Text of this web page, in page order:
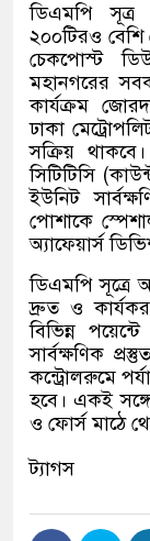
ডিএমপি সূত্র
২০০টিরও
চেকপোস্ট
মহানগরের
কার্যক্রম
ঢাকা
সক্রিয়
সিটিটিসি(
ইউনিট
পোশাকে
অ্যাফেয়ার্স
ডিএমপি সূত্রে
দ্রুত ও
বিভিন্ন
সার্বক্ষণিক
কন্ট্রোলরুমে
হবে। একই সঙ্গে
ও ফোর্স মাঠে
ট্যাগস